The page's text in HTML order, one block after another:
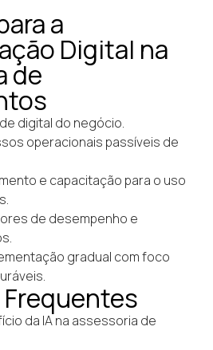
a
Digital na
de
digital do negócio.
operacionais passíveis de
e capacitação para o uso
de desempenho e
gradual com foco
da IA na assessoria de